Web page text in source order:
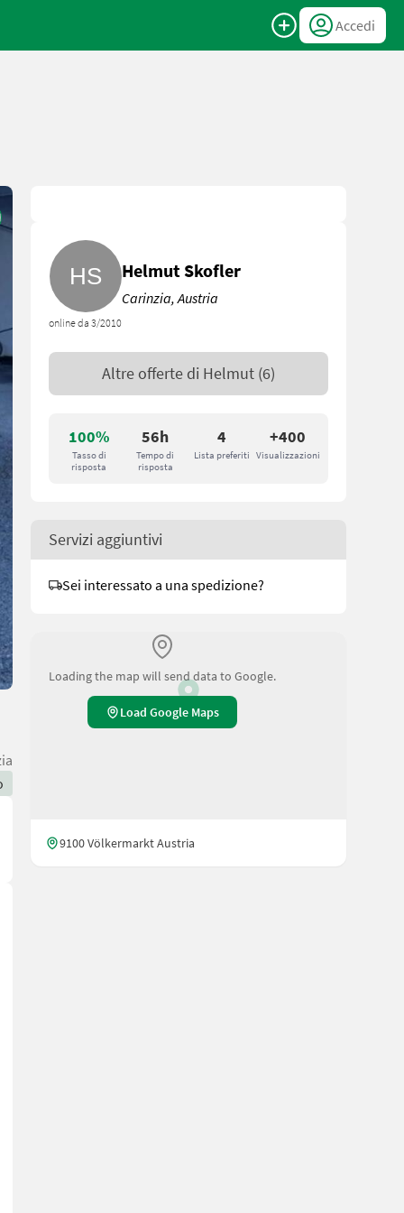
Accedi
100%
Tasso di
risposta
56h
Tempo di
risposta
4
Lista preferiti
+400
Visualizzazioni
online da 3/2010
Helmut Skofler
Carinzia, Austria
Altre offerte di Helmut (6)
Servizi aggiuntivi
Sei interessato a una spedizione?
Loading the map will send data to Google.
Load Google Maps
9100 Völkermarkt Austria